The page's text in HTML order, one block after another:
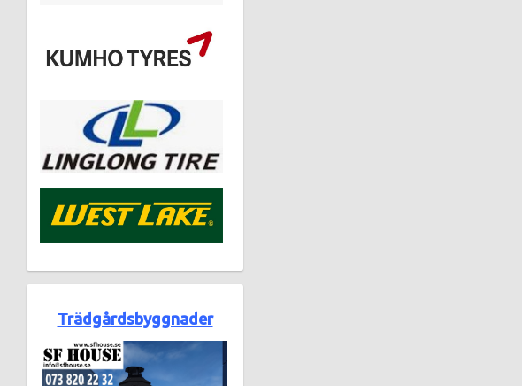
Trädgårdsbyggnader